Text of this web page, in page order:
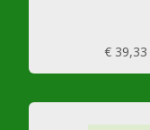
€ 39,33